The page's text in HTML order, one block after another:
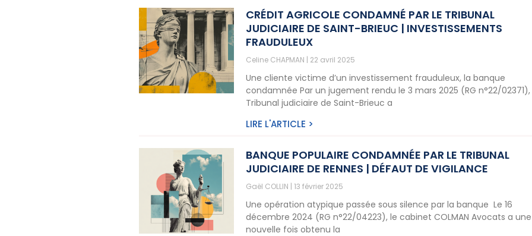
CRÉDIT AGRICOLE CONDAMNÉ PAR LE TRIBUNAL
JUDICIAIRE DE SAINT-BRIEUC | INVESTISSEMENTS
FRAUDULEUX
Celine CHAPMAN 22 avril 2025
Une cliente victime d’un investissement frauduleux, la banque
condamnée Par un jugement rendu le 3 mars 2025 (RG n°22/
Tribunal judiciaire de Saint-Brieuc a
LIRE L'ARTICLE >
BANQUE POPULAIRE CONDAMNÉE PAR LE TRIBUNAL
JUDICIAIRE DE RENNES | DÉFAUT DE VIGILANCE
Gaël COLLIN 13 février 2025
Une opération atypique passée sous silence par la banque Le 16
décembre 2024 (RG n°22/04223), le cabinet COLMAN Avocats a une
nouvelle fois obtenu la